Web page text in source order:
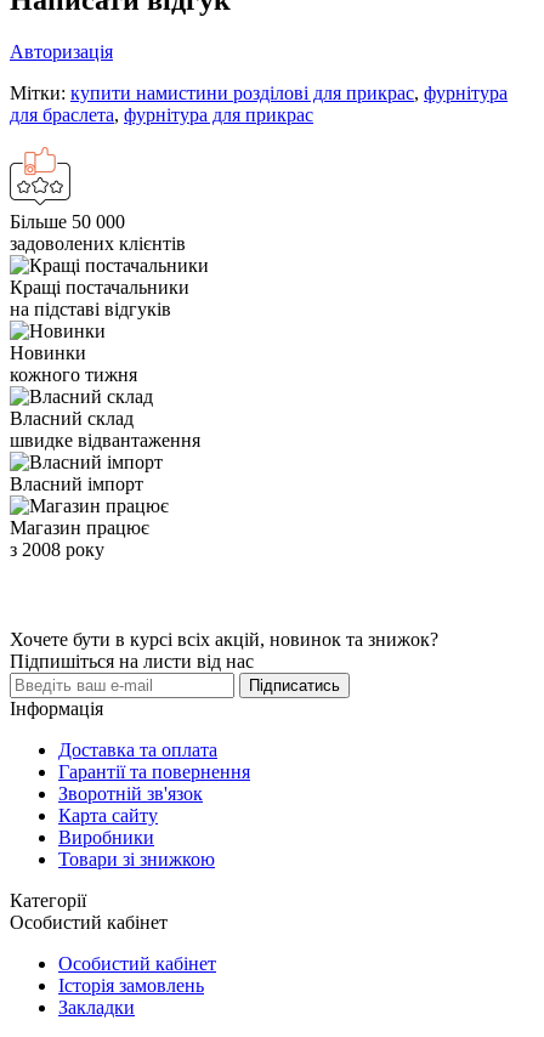
Авторизація
Мітки: купити намистини розділові для прикрас, фурнітура
для браслета, фурнітура для прикрас
Більше 50 000
задоволених клієнтів
Кращі постачальники
на підставі відгуків
Новинки
кожного тижня
Власний склад
швидке відвантаження
Власний імпорт
Магазин працює
з 2008 року
Хочете бути в курсі всіх акцій, новинок та знижок?
Підпишіться на листи від нас
Підписатись
Інформація
Доставка та оплата
Гарантії та повернення
Зворотній зв'язок
Карта сайту
Виробники
Товари зі знижкою
Категорії
Особистий кабінет
Особистий кабінет
Історія замовлень
Закладки